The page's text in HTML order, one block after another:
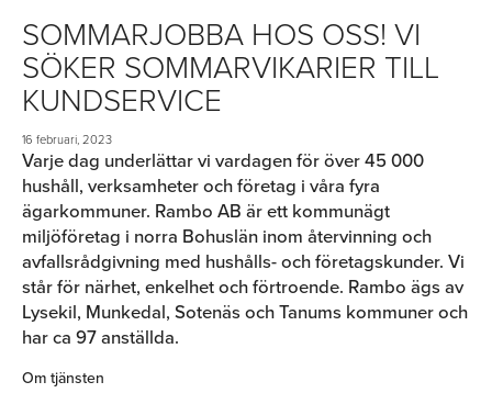
SOMMARJOBBA HOS OSS! VI
SÖKER SOMMARVIKARIER TILL
KUNDSERVICE
16 februari, 2023
Varje dag underlättar vi vardagen för över 45 000
hushåll, verksamheter och företag i våra fyra
ägarkommuner. Rambo AB är ett kommunägt
miljöföretag i norra Bohuslän inom återvinning och
avfallsrådgivning med hushålls- och företagskunder. Vi
står för närhet, enkelhet och förtroende. Rambo ägs av
Lysekil, Munkedal, Sotenäs och Tanums kommuner och
har ca 97 anställda.
Om tjänsten